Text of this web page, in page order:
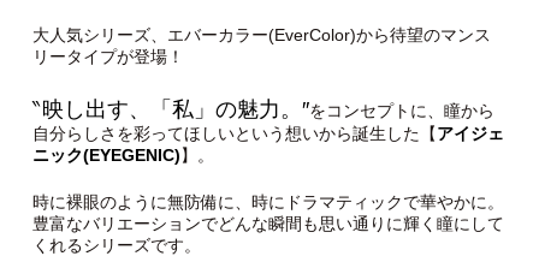
大人気シリーズ、エバーカラー(EverColor)から待望のマンス
リータイプが登場！
‶映し出す、「私」の魅力。″をコンセプトに、瞳から
自分らしさを彩ってほしいという想いから誕生した【アイジェ
ニック(EYEGENIC)】。
時に裸眼のように無防備に、時にドラマティックで華やかに。
豊富なバリエーションでどんな瞬間も思い通りに輝く瞳にして
くれるシリーズです。